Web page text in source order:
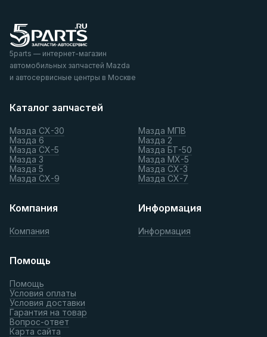
5parts — интернет-магазин
автомобильных запчастей Mazda
и автосервисные центры в Москве
Каталог запчастей
Мазда СХ-30
Мазда 6
Мазда СХ-5
Мазда 3
Мазда 5
Мазда СХ-9
Мазда МПВ
Мазда 2
Мазда БТ-50
Мазда МХ-5
Мазда СХ-3
Мазда СХ-7
Компания
Компания
Информация
Информация
Помощь
Помощь
Условия оплаты
Условия доставки
Гарантия на товар
Вопрос-ответ
Карта сайта